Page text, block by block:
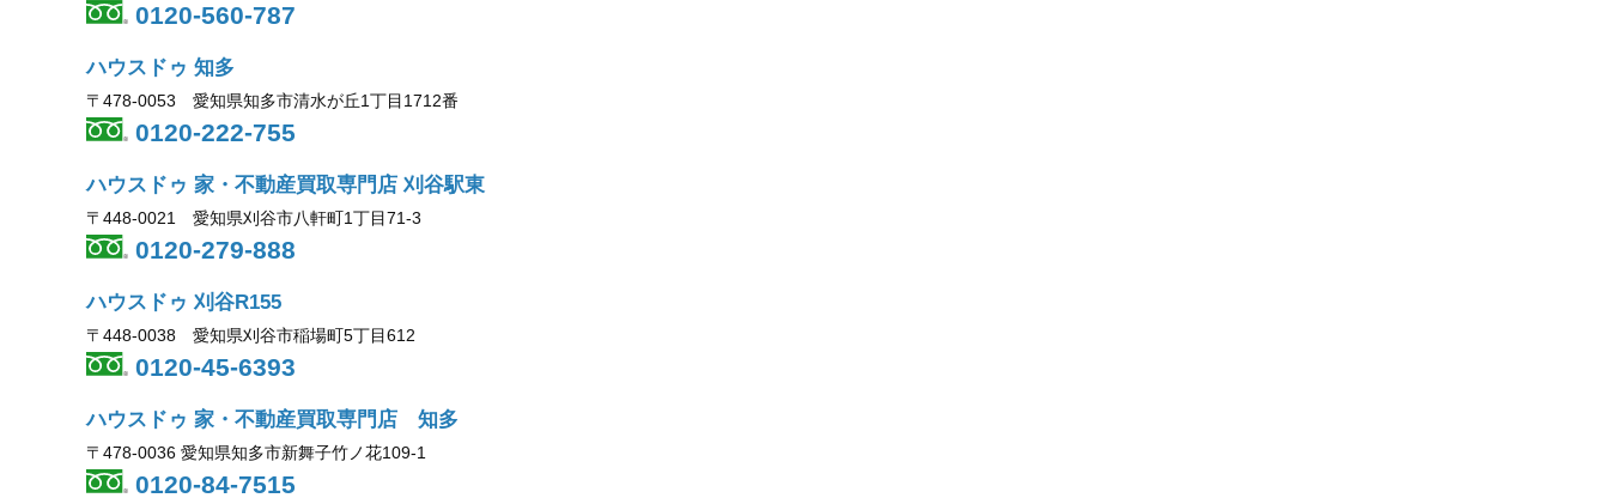
0120-560-787
ハウスドゥ 知多
〒478-0053 愛知県知多市清水が丘1丁目1712番
0120-222-755
ハウスドゥ 家・不動産買取専門店 刈谷駅東
〒448-0021 愛知県刈谷市八軒町1丁目71-3
0120-279-888
ハウスドゥ 刈谷R155
〒448-0038 愛知県刈谷市稲場町5丁目612
0120-45-6393
ハウスドゥ 家・不動産買取専門店 知多
〒478-0036 愛知県知多市新舞子竹ノ花109-1
0120-84-7515